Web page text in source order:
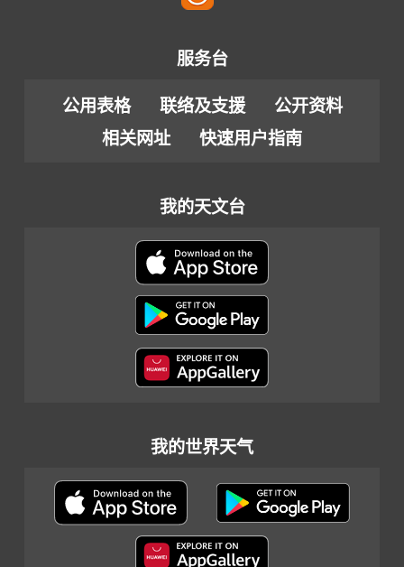
服务台
公用表格 联络及支援
公开资料
相关网址
快速用户指南
我的天文台
我的世界天气